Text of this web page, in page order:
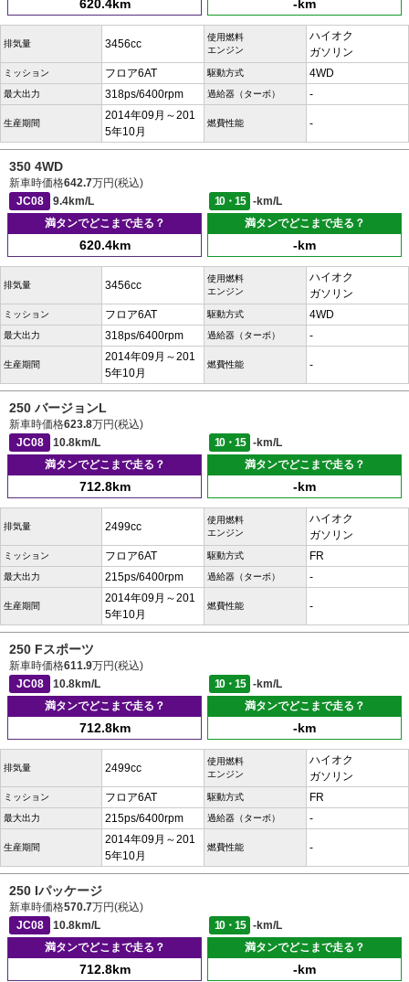
620.4km -km
排気量 3456cc
使用燃料
エンジン
ハイオク
ガソリン
ミッション フロア6AT 駆動方式 4WD
最大出力 318ps/6400rpm 過給器（ターボ） -
生産期間
2014年09月～201
5年10月
燃費性能 -
350 4WD
新車時価格642.7万円(税込)
JC08
9.4km/L 10・15
-km/L
満タンでどこまで走る？
620.4km
満タンでどこまで走る？
-km
排気量 3456cc
使用燃料
エンジン
ハイオク
ガソリン
ミッション フロア6AT 駆動方式 4WD
最大出力 318ps/6400rpm 過給器（ターボ） -
生産期間
2014年09月～201
5年10月
燃費性能 -
250 バージョンL
新車時価格623.8万円(税込)
JC08
10.8km/L 10・15
-km/L
満タンでどこまで走る？
712.8km
満タンでどこまで走る？
-km
排気量 2499cc
使用燃料
エンジン
ハイオク
ガソリン
ミッション フロア6AT 駆動方式 FR
最大出力 215ps/6400rpm 過給器（ターボ） -
生産期間
2014年09月～201
5年10月
燃費性能 -
250 Fスポーツ
新車時価格611.9万円(税込)
JC08
10.8km/L 10・15
-km/L
満タンでどこまで走る？
712.8km
満タンでどこまで走る？
-km
排気量 2499cc
使用燃料
エンジン
ハイオク
ガソリン
ミッション フロア6AT 駆動方式 FR
最大出力 215ps/6400rpm 過給器（ターボ） -
生産期間
2014年09月～201
5年10月
燃費性能 -
250 Iパッケージ
新車時価格570.7万円(税込)
JC08
10.8km/L 10・15
-km/L
満タンでどこまで走る？
712.8km
満タンでどこまで走る？
-km